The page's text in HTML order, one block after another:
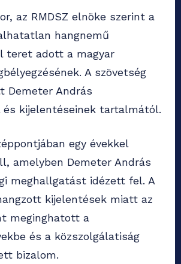
az RMDSZ elnöke szerint a
hangnemű
teret adott a magyar
A szövetség
Demeter András
és kijelentéseinek tartalmától.
egy évekkel
amelyben Demeter András
meghallgatást idézett fel. A
kijelentések miatt az
meginghatott a
és a közszolgálatiság
bizalom.